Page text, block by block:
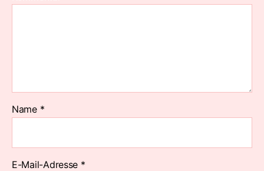
Name *
E-Mail-Adresse *